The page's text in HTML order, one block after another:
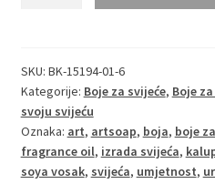
–
Crna
10
gr
-
50
SKU: BK-15194-01-6
Kategorije: Boje za svijeće, Boje
svoju svijeću
Oznaka: art, artsoap, boja, boje
fragrance oil, izrada svijeća,
soya vosak, svijeća, umjetnost,